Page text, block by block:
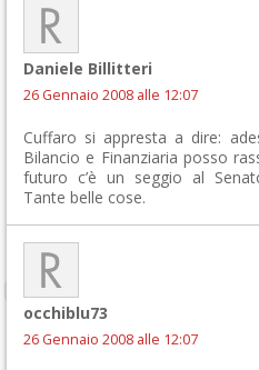
Daniele Billitteri
26 Gennaio 2008 alle 12:07
Cuffaro si appresta a dire:
Bilancio e Finanziaria posso
futuro c’è un seggio al
Tante belle cose.
occhiblu73
26 Gennaio 2008 alle 12:07